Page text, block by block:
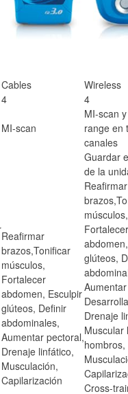
Cables
Wireless
4 4
MI-scan
MI-scan
range en
canales
Guardar
de la
Reafirmar
brazos,Tonificar
músculos,
Fortalecer
abdomen, Esculpir
glúteos, Definir
abdominales,
Aumentar pectoral,
Drenaje linfático,
Musculación,
Capilarización
Reafirmar
músculos,
Fortalecer
glúteos,
Drenaje
Muscular
hombros,
Cross-